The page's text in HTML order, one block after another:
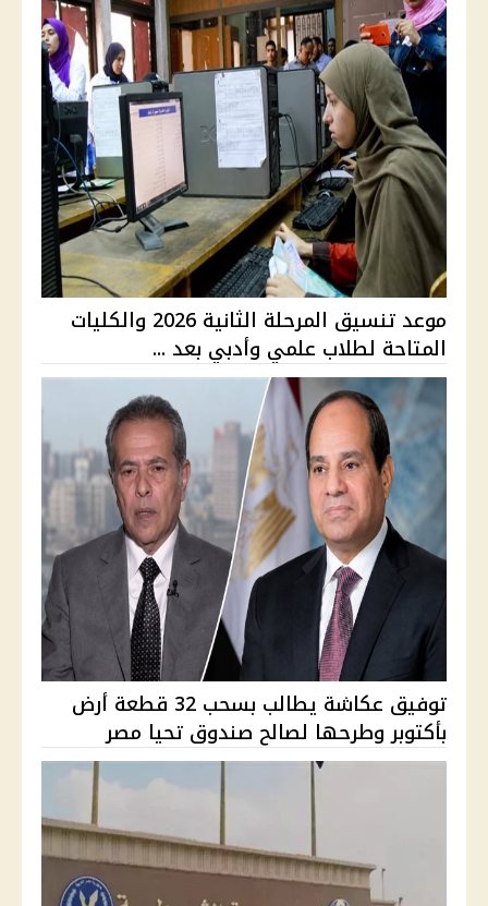
موعد تنسيق المرحلة الثانية 2026 والكليات
المتاحة لطلاب علمي وأدبي بعد ...
توفيق عكاشة يطالب بسحب 32 قطعة أرض
بأكتوبر وطرحها لصالح صندوق تحيا مصر